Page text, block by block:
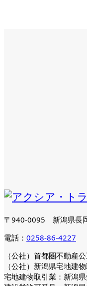
〒940-0095 新潟県長
電話： 0258-86-4227
（公社）首都圏不動産
（公社）新潟県宅地建
宅地建物取引業：新潟